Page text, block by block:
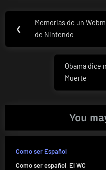
Navegación
de
entradas
❮
Previous
Post:
Memorias de un
de Nintendo
Next
Post:
Obama dice
Muerte
You
Como ser Español
Como ser español. El WC